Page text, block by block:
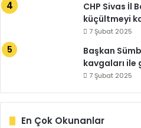
CHP Sivas İl
küçültmeyi
7 Şubat 2025
Başkan
kavgaları ile
7 Şubat 2025
En Çok Okunanlar